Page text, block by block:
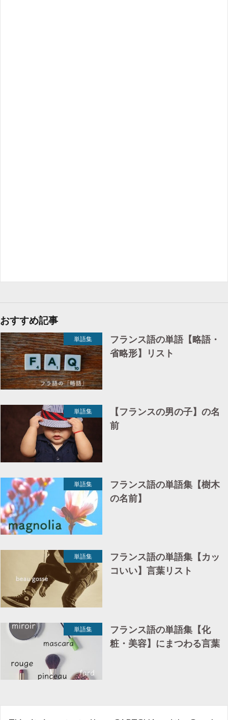
おすすめ記事
単語集
フランス語の単語【略語・
省略形】リスト
単語集
【フランスの男の子】の名
前
単語集
フランス語の単語集【樹木
の名前】
単語集
フランス語の単語集【カッ
コいい】言葉リスト
単語集
フランス語の単語集【化
粧・美容】にまつわる言葉